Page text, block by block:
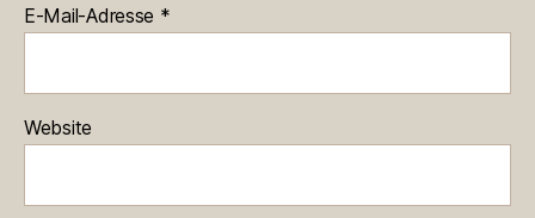
E-Mail-Adresse *
Website